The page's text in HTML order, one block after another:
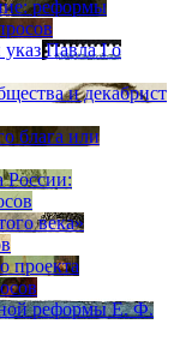
реформы
Павла I о
и декабрист
блага или
России:
века»
проекта
реформы Е. Ф.